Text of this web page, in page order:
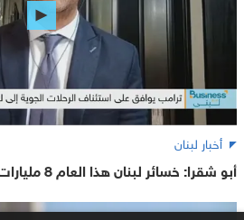
أخبار لبنان
أبو شقرا: خسائر لبنان هذا العام 8 مليارات دولار بسبب الحرب